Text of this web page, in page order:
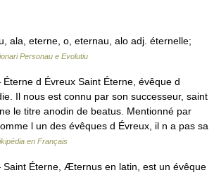
ala, eterne, o, eternau, alo adj. éternelle;
Personau e Evolutiu
d Évreux Saint Éterne, évêque d
Il nous est connu par son successeur, saint
le titre anodin de beatus. Mentionné par
l un des évêques d Évreux, il n a pas sa
en Français
Éterne, Æternus en latin, est un évêque